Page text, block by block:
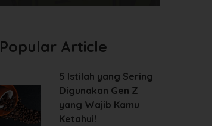
Popular Article
5 Istilah yang Sering
Digunakan Gen Z
yang Wajib Kamu
Ketahui!